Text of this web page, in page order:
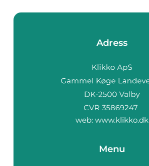
Adress
web: www.klikko.dk
Menu